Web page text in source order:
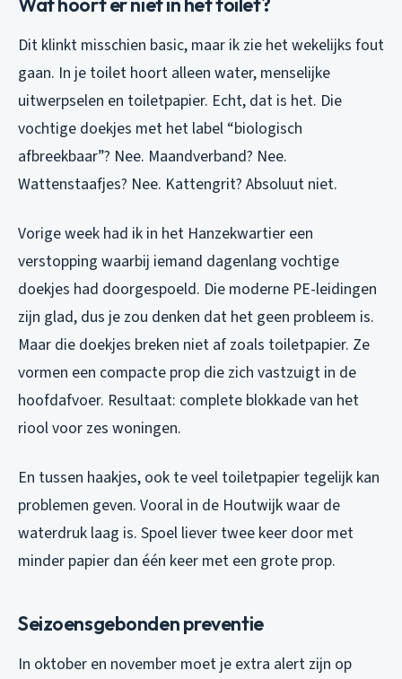
Dit klinkt misschien basic, maar ik zie het wekelijks fout
gaan. In je toilet hoort alleen water, menselijke
uitwerpselen en toiletpapier. Echt, dat is het. Die
vochtige doekjes met het label “biologisch
afbreekbaar”? Nee. Maandverband? Nee.
Wattenstaafjes? Nee. Kattengrit? Absoluut niet.
Vorige week had ik in het Hanzekwartier een
verstopping waarbij iemand dagenlang vochtige
doekjes had doorgespoeld. Die moderne PE-leidingen
zijn glad, dus je zou denken dat het geen probleem is.
Maar die doekjes breken niet af zoals toiletpapier. Ze
vormen een compacte prop die zich vastzuigt in de
hoofdafvoer. Resultaat: complete blokkade van het
riool voor zes woningen.
En tussen haakjes, ook te veel toiletpapier tegelijk kan
problemen geven. Vooral in de Houtwijk waar de
waterdruk laag is. Spoel liever twee keer door met
minder papier dan één keer met een grote prop.
Seizoensgebonden preventie
In oktober en november moet je extra alert zijn op